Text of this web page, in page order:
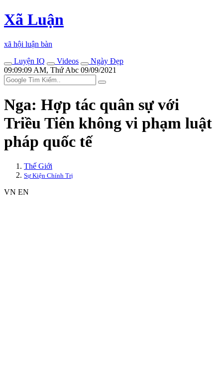
Xã Luận
xã hội luận bàn
Luyện IQ
Videos
Ngày Đẹp
09:09:09 AM, Thứ Abc 09/09/2021
Nga: Hợp tác quân sự với
Triều Tiên không vi phạm luật
pháp quốc tế
Thế Giới
Sự Kiện Chính Trị
VN EN